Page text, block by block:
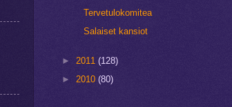
Tervetulokomitea
Salaiset kansiot
► 2011 (128)
► 2010 (80)